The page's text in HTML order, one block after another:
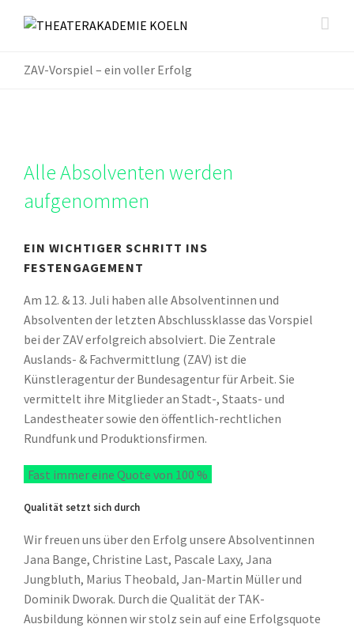
ZAV-Vorspiel – ein voller Erfolg
Alle Absolventen werden
aufgenommen
EIN WICHTIGER SCHRITT INS
FESTENGAGEMENT
Am 12. & 13. Juli haben alle Absolventinnen und
Absolventen der letzten Abschlussklasse das Vorspiel
bei der ZAV erfolgreich absolviert. Die Zentrale
Auslands- & Fachvermittlung (ZAV) ist die
Künstleragentur der Bundesagentur für Arbeit. Sie
vermittelt ihre Mitglieder an Stadt-, Staats- und
Landestheater sowie den öffentlich-rechtlichen
Rundfunk und Produktionsfirmen.
Fast immer eine Quote von 100 %
Qualität setzt sich durch
Wir freuen uns über den Erfolg unsere Absolventinnen
Jana Bange, Christine Last, Pascale Laxy, Jana
Jungbluth, Marius Theobald, Jan-Martin Müller und
Dominik Dworak. Durch die Qualität der TAK-
Ausbildung können wir stolz sein auf eine Erfolgsquote